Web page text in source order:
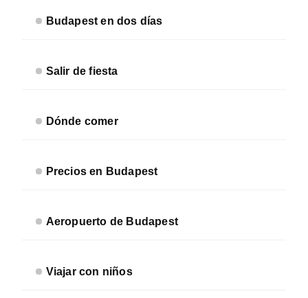
Budapest en dos días
Salir de fiesta
Dónde comer
Precios en Budapest
Aeropuerto de Budapest
Viajar con niños